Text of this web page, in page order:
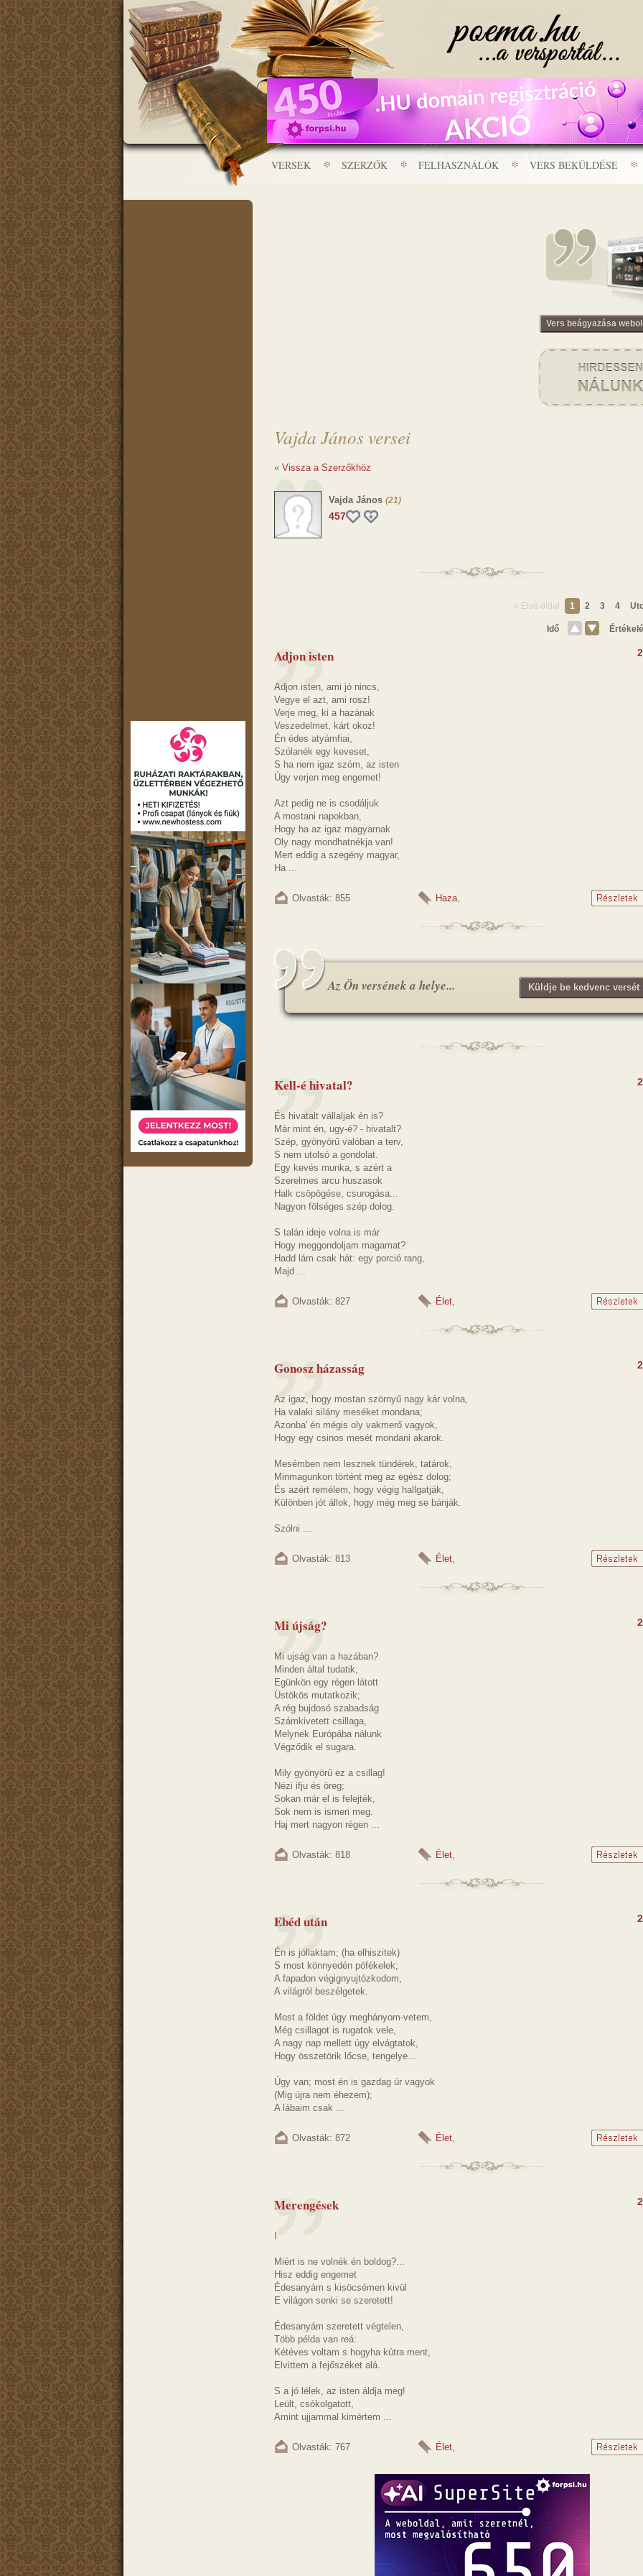
VERSEK SZERZŐK FELHASZNÁLÓK VERS BEKÜLDÉSE
Vers beágyazása
Vajda János versei
« Vissza a Szerzőkhöz
Vajda János (21)
457
« Első oldal 1 2 3 4
Idő
Adjon isten
Adjon isten, ami jó nincs,
Vegye el azt, ami rosz!
Verje meg, ki a hazának
Veszedelmet, kárt okoz!
Én édes atyámfiai,
Szólanék egy keveset,
S ha nem igaz szóm, az isten
Úgy verjen meg engemet!
Azt pedig ne is csodáljuk
A mostani napokban,
Hogy ha az igaz magyarnak
Oly nagy mondhatnékja van!
Mert eddig a szegény magyar,
Ha ...
Olvasták: 855 Haza,
Az Ön versének a helye... Küldje be kedvenc versét
Kell-é hivatal?
És hivatalt vállaljak én is?
Már mint én, ugy-é? - hivatalt?
Szép, gyönyörű valóban a terv,
S nem utolsó a gondolat.
Egy kevés munka, s azért a
Szerelmes arcu huszasok
Halk csöpögése, csurogása...
Nagyon fölséges szép dolog.
S talán ideje volna is már
Hogy meggondoljam magamat?
Hadd lám csak hát: egy porció rang,
Majd ...
Olvasták: 827 Élet,
Gonosz házasság
Az igaz, hogy mostan szörnyű nagy kár volna,
Ha valaki silány meséket mondana;
Azonba' én mégis oly vakmerő vagyok,
Hogy egy csinos mesét mondani akarok.
Mesémben nem lesznek tündérek, tatárok,
Minmagunkon történt meg az egész dolog;
És azért remélem, hogy végig hallgatják,
Különben jót állok, hogy még meg se bánják.
Szólni ...
Olvasták: 813 Élet,
Mi újság?
Mi ujság van a hazában?
Minden által tudatik;
Egünkön egy régen látott
Üstökös mutatkozik;
A rég bujdosó szabadság
Számkivetett csillaga,
Melynek Európába nálunk
Végződik el sugara.
Mily gyönyörű ez a csillag!
Nézi ifju és öreg;
Sokan már el is felejték,
Sok nem is ismeri meg.
Haj mert nagyon régen ...
Olvasták: 818 Élet,
Ebéd után
Én is jóllaktam; (ha elhiszitek)
S most könnyedén pöfékelek;
A fapadon végignyujtózkodom,
A világról beszélgetek.
Most a földet úgy meghányom-vetem,
Még csillagot is rugatok vele,
A nagy nap mellett úgy elvágtatok,
Hogy összetörik lőcse, tengelye...
Úgy van; most én is gazdag úr vagyok
(Mig újra nem éhezem);
A lábaim csak ...
Olvasták: 872 Élet,
Merengések
Miért is ne volnék én boldog?...
Hisz eddig engemet
Édesanyám s kisöcsémen kivül
E világon senki se szeretett!
Édesanyám szeretett végtelen,
Több példa van reá:
Kétéves voltam s hogyha kútra ment,
Elvittem a fejőszéket alá.
S a jó lélek, az isten áldja meg!
Leült, csókolgatott,
Amint ujjammal kimértem ...
Olvasták: 767 Élet,